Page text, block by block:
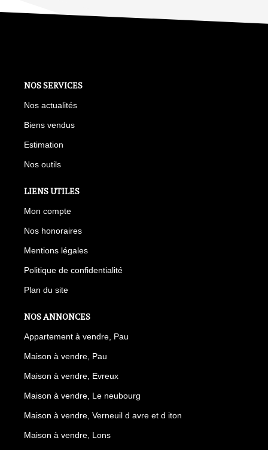
NOS SERVICES
Nos actualités
Biens vendus
Estimation
Nos outils
LIENS UTILES
Mon compte
Nos honoraires
Mentions légales
Politique de confidentialité
Plan du site
NOS ANNONCES
Appartement à vendre, Pau
Maison à vendre, Pau
Maison à vendre, Evreux
Maison à vendre, Le neubourg
Maison à vendre, Verneuil d avre et d iton
Maison à vendre, Lons